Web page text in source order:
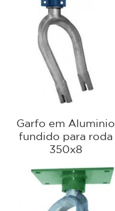
Garfo em Aluminio
fundido para roda
350x8